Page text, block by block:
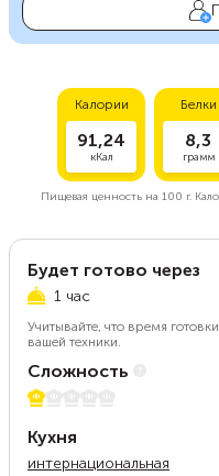
Калории
91,24
кКал
Белки
8,3
грамм
Пищевая ценность на 100 г.
Будет готово через
1 час
Учитывайте, что время
вашей техники.
Сложность
1 из 5
Кухня
интернациональная